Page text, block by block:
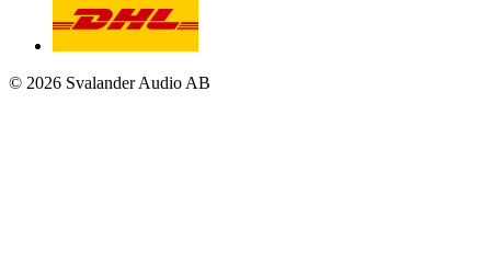
© 2026 Svalander Audio AB